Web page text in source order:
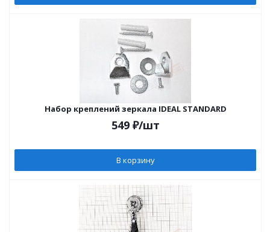
Набор креплений зеркала IDEAL STANDARD
549₽/шт
В корзину